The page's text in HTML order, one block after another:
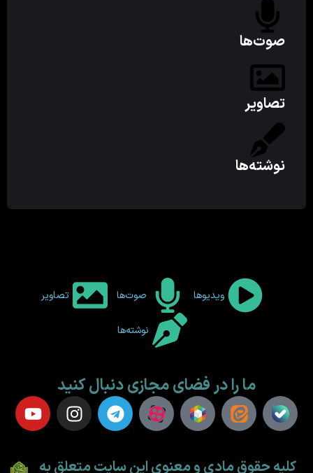
صوت‌ها
تصاویر
نوشته‌ها
ویدیوها صوت‌ها تصاویر
نوشته‌ها
ما را در فضای مجازی دنبال کنید
کلیه حقوق مادی و معنوی این سایت متعلق به